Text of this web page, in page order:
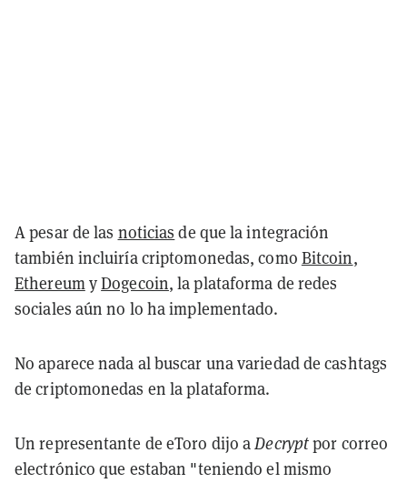
A pesar de las noticias de que la integración
también incluiría criptomonedas, como Bitcoin,
EthereumyDogecoin, la plataforma de redes
sociales aún no lo ha implementado.
No aparece nada al buscar una variedad de cashtags
de criptomonedas en la plataforma.
Un representante de eToro dijo aDecryptpor correo
electrónico que estaban "teniendo el mismo